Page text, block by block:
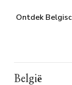
Ontdek
België